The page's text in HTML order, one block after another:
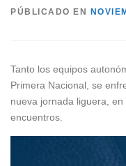
CAMPUS
PÚBLICADO EN
Tanto los equipos
Primera Nacional, se
nueva jornada liguera,
encuentros.